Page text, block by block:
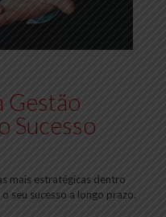
Gestão
Sucesso
mais estratégicas dentro
seu sucesso a longo prazo.